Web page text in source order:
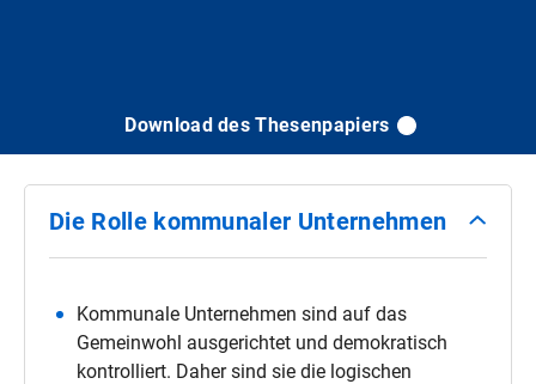
Download des Thesenpapiers
Die Rolle kommunaler Unternehmen
Kommunale Unternehmen sind auf das
Gemeinwohl ausgerichtet und demokratisch
kontrolliert. Daher sind sie die logischen